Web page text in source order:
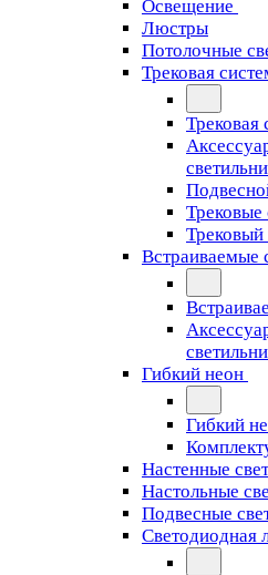
Освещение
Люстры
Потолочные
Трековая
Трековая
Трековые
Встраиваемые
Гибкий неон
Гибкий
Настенные
Настольные
Подвесные
Светодиодная